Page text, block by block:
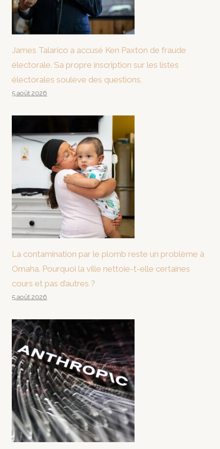
James Talarico a accusé Ken Paxton de fraude
électorale. Sa propre inscription sur les listes
électorales soulève des questions.
5 août 2026
La contamination par le plomb reste un problème à
Omaha. Pourquoi la ville nettoie-t-elle certaines
cours et pas d’autres ?
5 août 2026